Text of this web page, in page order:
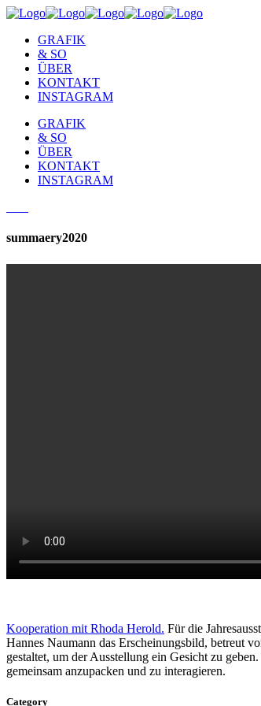
GRAFIK
& SO
ÜBER
KONTAKT
INSTAGRAM
GRAFIK
& SO
ÜBER
KONTAKT
INSTAGRAM
summaery2020
Kooperation mit Rhoda Herold. Für die
Hannes Naumann das Erscheinungsbild, betreut
gestaltet, um der Ausstellung ein Gesicht zu
gemeinsam anzupacken und zu interagieren.
Category